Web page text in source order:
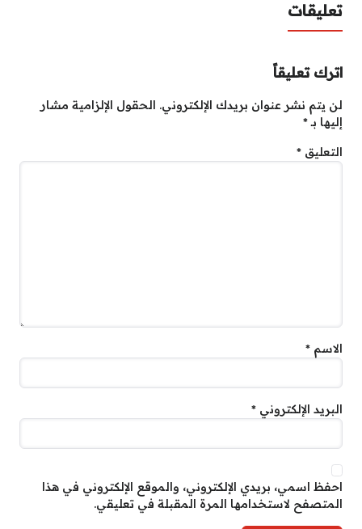
تعليقات
اترك تعليقاً
لن يتم نشر عنوان بريدك الإلكتروني. الحقول الإلزامية مشار
إليها بـ*
التعليق *
الاسم *
البريد الإلكتروني *
احفظ اسمي، بريدي الإلكتروني، والموقع الإلكتروني في هذا
المتصفح لاستخدامها المرة المقبلة في تعليقي.